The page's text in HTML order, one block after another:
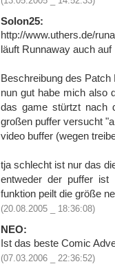
Solon25:
http://www.uthers.de/
läuft Runnaway auch
Beschreibung des Patch
nun gut habe mich also
das game stürtzt nach
großen puffer versucht
video buffer (wegen
tja schlecht ist nur das
entweder der puffer
funktion peilt die größe
(20.08.2005 _ 18:36:08)
NEO:
Ist das beste Comic
(07.03.2006 _ 22:36:52)